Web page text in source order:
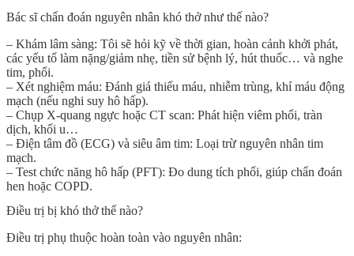
Bác sĩ chẩn đoán nguyên nhân khó thở như thế nào?
– Khám lâm sàng: Tôi sẽ hỏi kỹ về thời gian, hoàn cảnh khởi phát,
các yếu tố làm nặng/giảm nhẹ, tiền sử bệnh lý, hút thuốc… và nghe
tim, phổi.
– Xét nghiệm máu: Đánh giá thiếu máu, nhiễm trùng, khí máu động
mạch (nếu nghi suy hô hấp).
– Chụp X-quang ngực hoặc CT scan: Phát hiện viêm phổi, tràn
dịch, khối u…
– Điện tâm đồ (ECG) và siêu âm tim: Loại trừ nguyên nhân tim
mạch.
– Test chức năng hô hấp (PFT): Đo dung tích phổi, giúp chẩn đoán
hen hoặc COPD.
Điều trị bị khó thở thế nào?
Điều trị phụ thuộc hoàn toàn vào nguyên nhân: